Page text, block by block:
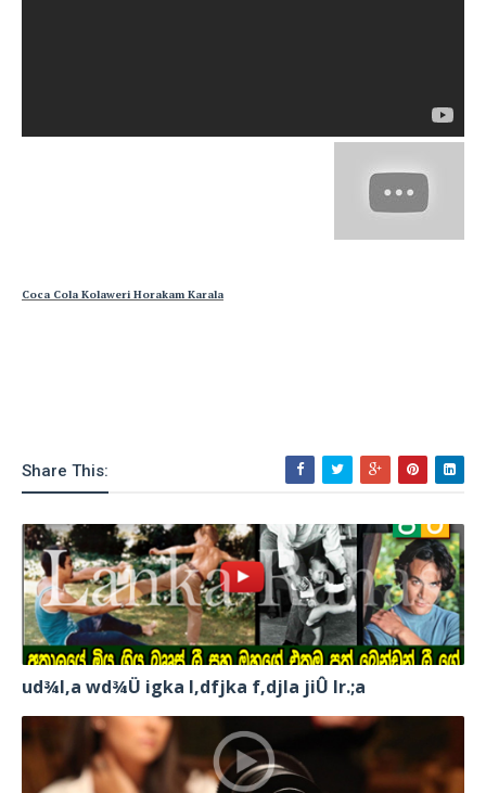
Coca Cola Kolaweri Horakam Karala
Share This:
ud¾I,a wd¾Ü igka l,dfjka f,djla jiÛ lr.;a